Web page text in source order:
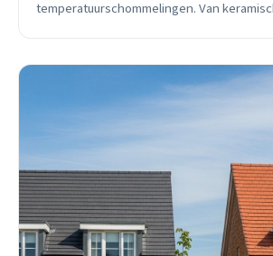
temperatuurschommelingen. Van